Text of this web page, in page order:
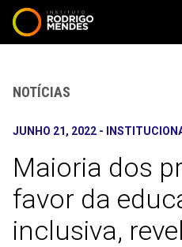
IR PARA O CONTEÚDO
IR PARA O MENU
NOTÍCIAS
JUNHO 21, 2022 -
Maioria dos
favor da
inclusiva,